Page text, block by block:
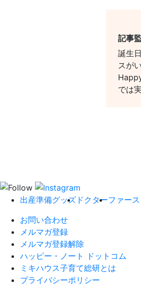
記事
誕生
スが
では
出産準備グッズ ドクターファー
お問い合わせ
メルマガ登録
メルマガ登録解除
ハッピー・ノート ドットコム
ミキハウス子育て総研とは
プライバシーポリシー